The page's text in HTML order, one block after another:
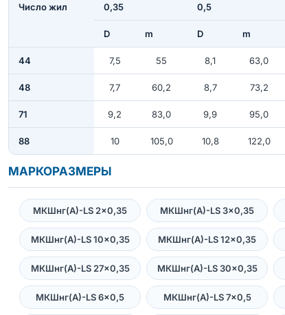
Число жил 0,35 0,5
D m D m
44 7,5 55 8,1 63,0
48 7,7 60,2 8,7 73,2
71 9,2 83,0 9,9 95,0
88 10 105,0 10,8 122,0
МАРКОРАЗМЕРЫ
МКШнг(А)-LS 2×0,35 МКШнг(А)-LS 3×0,35
МКШнг(А)-LS 10×0,35 МКШнг(А)-LS 12×0,35
МКШнг(А)-LS 27×0,35 МКШнг(А)-LS 30×0,35
МКШнг(А)-LS 6×0,5 МКШнг(А)-LS 7×0,5